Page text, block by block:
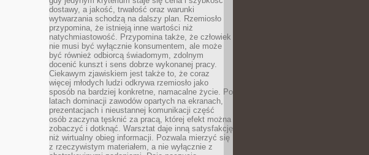
dostawy, a jakość, trwałość oraz warunki
wytwarzania schodzą na dalszy plan. Rzemiosło
przypomina, że istnieją inne wartości niż
natychmiastowość. Przypomina także, że człowiek
nie musi być wyłącznie konsumentem, ale może
być również odbiorcą świadomym, zdolnym
docenić kunszt i sens dobrze wykonanej pracy.
Ciekawym zjawiskiem jest także to, że coraz
więcej młodych ludzi odkrywa rzemiosło jako
sposób na bardziej konkretne, namacalne życie. Po
latach dominacji zawodów opartych na ekranach,
prezentacjach i nieustannej komunikacji część
osób zaczyna tęsknić za pracą, której efekt można
zobaczyć i dotknąć. Warsztat daje inną satysfakcję
niż wirtualny obieg informacji. Pozwala mierzyć się
z rzeczywistym materiałem, a nie wyłącznie z